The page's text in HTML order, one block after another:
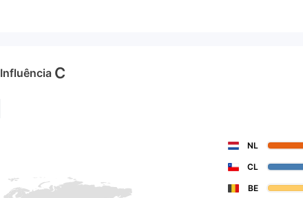
Influência C
NL
CL
BE